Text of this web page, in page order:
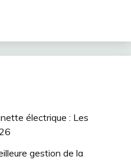
électrique : Les
gestion de la